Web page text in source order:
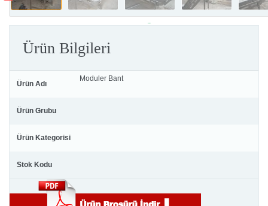
Ürün Bilgileri
Ürün Adı
Moduler Bant
Ürün Grubu
Ürün Kategorisi
Stok Kodu